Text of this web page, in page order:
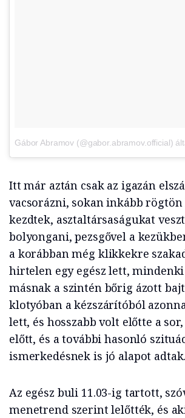
Itt már aztán csak az igazán
vacsorázni, sokan inkább
kezdtek, asztaltársaságukat
bolyongani, pezsgővel a
a korábban még klikkekre
hirtelen egy egész lett,
másnak a szintén bőrig ázott
klotyóban a kézszárítóból
lett, és hosszabb volt előtte a
előtt, és a további hasonló
ismerkedésnek is jó alapot adtak.
Az egész buli 11.03-ig tartott,
menetrend szerint lelőtték, és